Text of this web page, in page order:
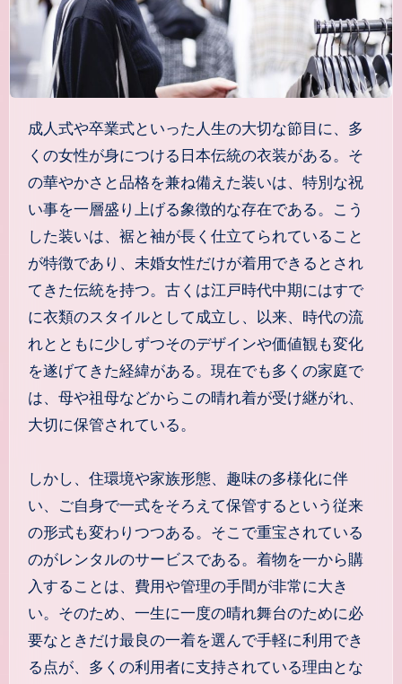
成人式や卒業式といった人生の大切な節目に、多
くの女性が身につける日本伝統の衣装がある。 そ
の華やかさと品格を兼ね備えた装いは、特別な祝
い事を一層盛り上げる象徴的な存在である。こう
した装いは、裾と袖が長く仕立てられていること
が特徴であり、未婚女性だけが着用できるとされ
てきた伝統を持つ。古くは江戸時代中期にはすで
に衣類のスタイルとして成立し、以来、時代の流
れとともに少しずつそのデザインや価値観も変化
を遂げてきた経緯がある。現在でも多くの家庭で
は、母や祖母などからこの晴れ着が受け継がれ、
大切に保管されている。
しかし、住環境や家族形態、趣味の多様化に伴
い、ご自身で一式をそろえて保管するという従来
の形式も変わりつつある。そこで重宝されている
のがレンタルのサービスである。着物を一から購
入することは、費用や管理の手間が非常に大き
い。そのため、一生に一度の晴れ舞台のために必
要なときだけ最良の一着を選んで手軽に利用でき
る点が、多くの利用者に支持されている理由とな